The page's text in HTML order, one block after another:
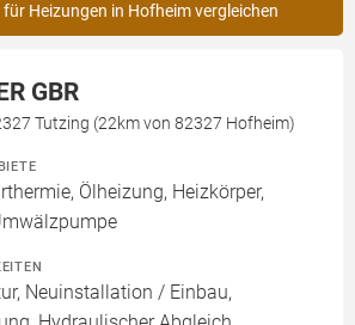
Heizungen in Hofheim vergleichen
GBR
Tutzing (22km von 82327 Hofheim)
Ölheizung, Heizkörper,
Neuinstallation / Einbau,